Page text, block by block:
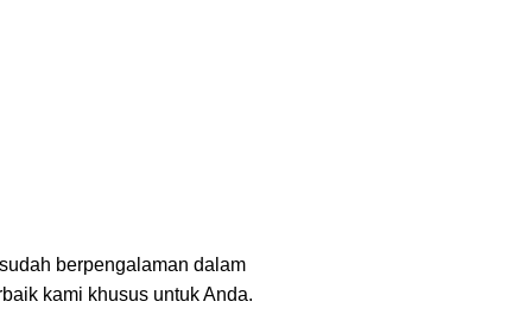
berpengalaman dalam
kami khusus untuk Anda.